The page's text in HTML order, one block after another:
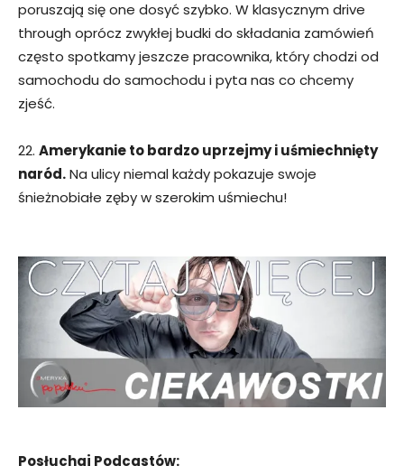
poruszają się one dosyć szybko. W klasycznym drive
through oprócz zwykłej budki do składania zamówień
często spotkamy jeszcze pracownika, który chodzi od
samochodu do samochodu i pyta nas co chcemy
zjeść.
22. Amerykanie to bardzo uprzejmy i uśmiechnięty
naród.Na ulicy niemal każdy pokazuje swoje
śnieżnobiałe zęby w szerokim uśmiechu!
Posłuchaj Podcastów: